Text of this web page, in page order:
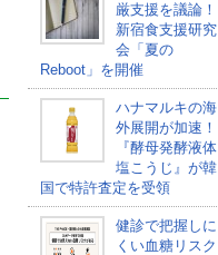
厳支援を議論！
新宿食支援研究
会「夏の
Reboot」を開催
ハナマルキの海
外展開が加速！
『酵母発酵液体
塩こうじ』が韓
国で特許査定を受領
健診で把握しに
くい血糖リスク